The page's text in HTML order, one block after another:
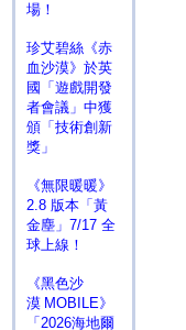
場！
珍艾碧絲《赤
血沙漠》於英
國「遊戲開發
者會議」中獲
頒「技術創新
獎」
《無限暖暖》
2.8 版本「黃
金塵」7/17 全
球上線！
《黑色沙
漠 MOBILE》
「2026海地爾